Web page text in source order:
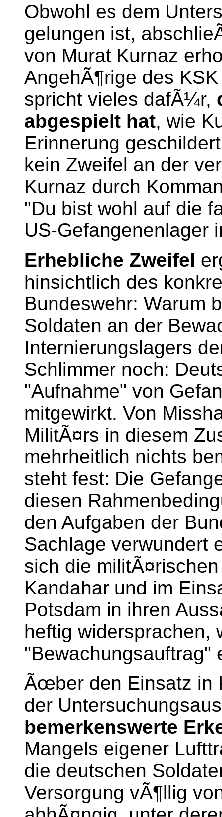
Obwohl es dem
gelungen ist,
von Murat Kurnaz
AngehÃ¶rige des
spricht vieles dafÃ¼r,
abgespielt hat, wie
Erinnerung
kein Zweifel an der
Kurnaz durch
"Du bist wohl auf die
US-Gefangenenlager
Erhebliche Zweifel
hinsichtlich des
Bundeswehr: Warum
Soldaten an der
Internierungslagers
Schlimmer noch:
"Aufnahme" von
mitgewirkt. Von
MilitÃ¤rs in diesem
mehrheitlich nichts
steht fest: Die
diesen
den Aufgaben der
Sachlage verwundert
sich die
Kandahar und im
Potsdam in ihren
heftig widersprachen,
"Bewachungsauftrag"
Ãœber den Einsatz in
der
bemerkenswerte
Mangels eigener
die deutschen
Versorgung vÃ¶llig